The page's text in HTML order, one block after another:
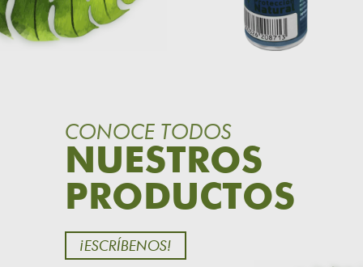
CONOCE TODOS
NUESTROS
PRODUCTOS
¡ESCRÍBENOS!